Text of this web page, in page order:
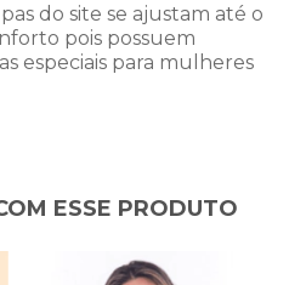
do site se ajustam até o
pois possuem
especiais para mulheres
ESSE PRODUTO